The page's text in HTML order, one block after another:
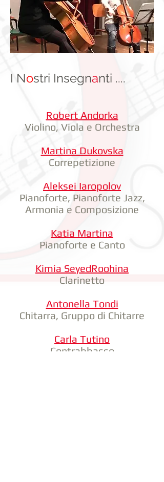
I Nostri Insegnanti ....
Robert Andorka
Violino, Viola e Orchestra
Martina Dukovska
Correpetizione
Aleksei Iaropolov
Pianoforte, Pianoforte Jazz,
Armonia e Composizione
Katia Martina
Pianoforte e Canto
Kimia SeyedRoohina
Clarinetto
Antonella Tondi
Chitarra, Gruppo di Chitarre
Carla Tutino
Contrabbasso